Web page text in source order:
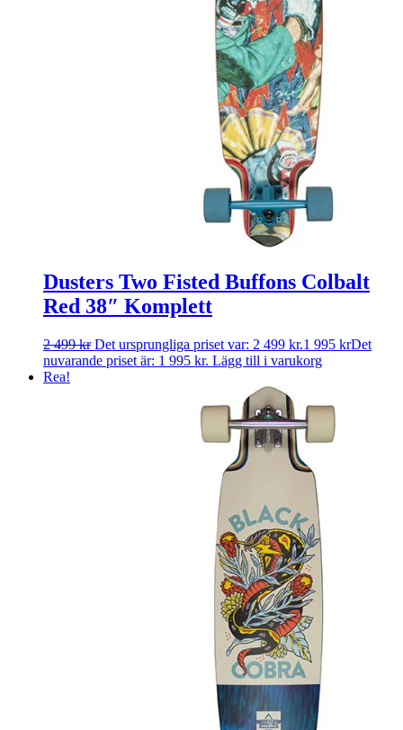
Dusters Two Fisted Buffons Colbalt
Red 38″ Komplett
2 499kr Det ursprungliga priset var: 2 499 kr.1 995 krDet
nuvarande priset är: 1 995 kr. Lägg till i varukorg
Rea!